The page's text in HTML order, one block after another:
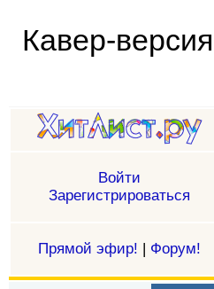
Кавер-
Войти
Зарегистрироваться
Прямой эфир! | Форум!